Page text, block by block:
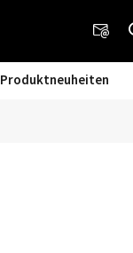
Produktneuheiten